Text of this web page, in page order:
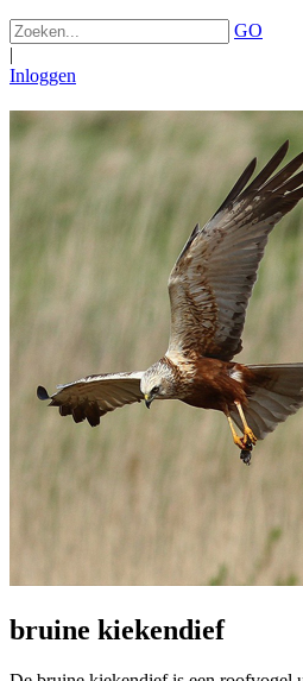
GO
|
Inloggen
bruine kiekendief